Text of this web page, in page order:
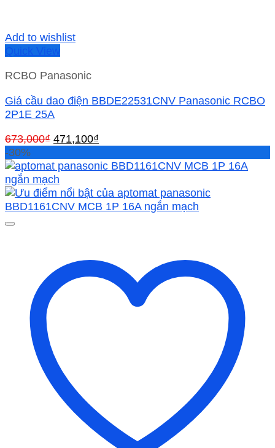
Add to wishlist
Quick View
RCBO Panasonic
Giá cầu dao điện BBDE22531CNV Panasonic RCBO
2P1E 25A
673,000₫ Giá
là:
673,000₫.
471,100₫
tại
471,100₫.
-30%